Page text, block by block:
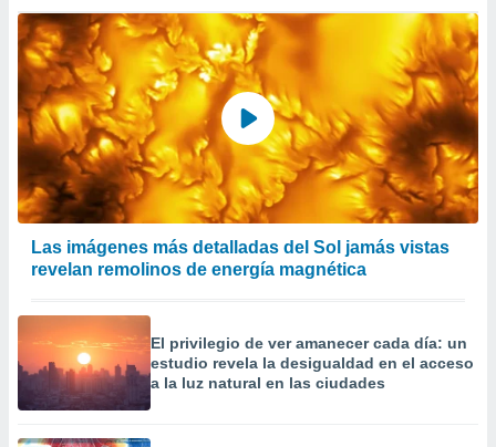
Las imágenes más detalladas del Sol jamás vistas
revelan remolinos de energía magnética
El privilegio de ver amanecer cada día: un
estudio revela la desigualdad en el acceso
a la luz natural en las ciudades